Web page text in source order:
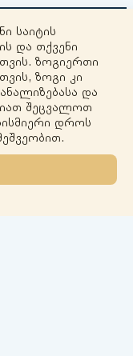
+
−
საიტის
და თქვენი
ზოგიერთი
ზოგი კი
და
შეცვალოთ
დროს